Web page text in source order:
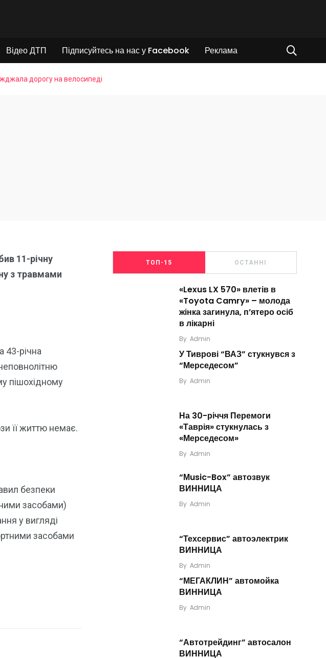
Відео ДТП Підписуйтесь на нас у Facebook Реклама
дорогу на велосипеді
11-річну
з травмами
43-річна
пішохідному
її життю немає.
безпеки
засобами)
у вигляді
засобами
ТОП-15 ОСТАННІ
«Lexus LX 570» влетів в
«Toyota Camry» – молода
жінка загинула, п’ятеро осіб
в лікарні
By Admin
У Тиврові “ВАЗ” стукнувся з
“Мерседесом”
By Admin
На 30-річчя Перемоги
«Таврія» стукнулась з
«Мерседесом»
By Admin
“Мusic-Box” автозвук
ВИННИЦА
By Admin
“Техсервис” автоэлектрик
ВИННИЦА
By Admin
“МЕГАКЛИН” автомойка
ВИННИЦА
By Admin
“Автотрейдинг” автосалон
ВИННИЦА